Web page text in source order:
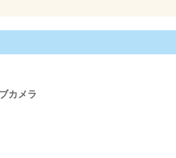
カメラ